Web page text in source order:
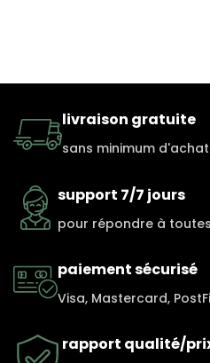
livraison gratuite
sans minimum
support 7/7 jours
pour répondre à
paiement sécurisé
Visa, Mastercard,
rapport qualité/